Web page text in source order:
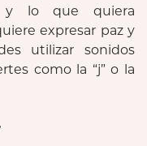
y lo que quiera
expresar paz y
utilizar sonidos
como la “j” o la